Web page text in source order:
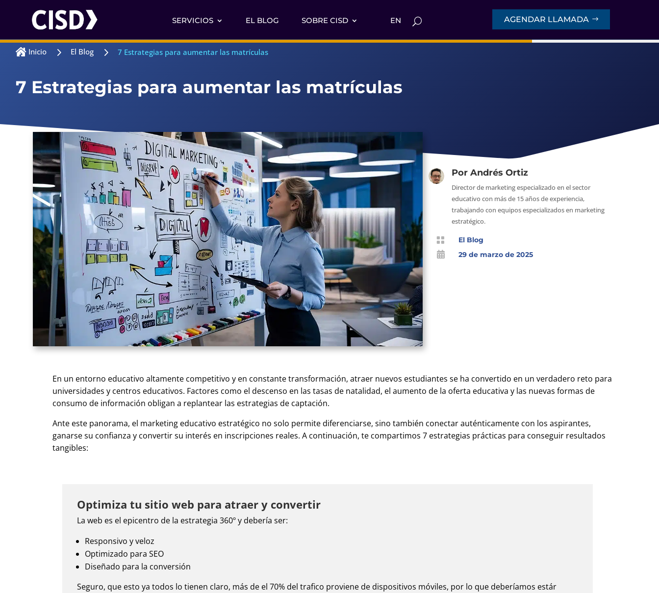
SERVICIOS EL BLOG SOBRE CISD EN AGENDAR LLAMADA
 Inicio 5 El Blog 5 7 Estrategias para aumentar las matrículas
7 Estrategias para aumentar las matrículas
Por Andrés Ortiz
Director de marketing especializado en el sector
educativo con más de 15 años de experiencia,
trabajando con equipos especializados en marketing
estratégico.

El Blog

29 de marzo de 2025
En un entorno educativo altamente competitivo y en constante transformación, atraer nuevos estudiantes se ha convertido en un verdadero reto para
universidades y centros educativos. Factores como el descenso en las tasas de natalidad, el aumento de la oferta educativa y las nuevas formas de
consumo de información obligan a replantear las estrategias de captación.
Ante este panorama, el marketing educativo estratégico no solo permite diferenciarse, sino también conectar auténticamente con los aspirantes,
ganarse su confianza y convertir su interés en inscripciones reales. A continuación, te compartimos 7 estrategias prácticas para conseguir resultados
tangibles:
Optimiza tu sitio web para atraer y convertir
La web es el epicentro de la estrategia 360º y debería ser:
Responsivo y veloz
Optimizado para SEO
Diseñado para la conversión
Seguro, que esto ya todos lo tienen claro, más de el 70% del trafico proviene de dispositivos móviles, por lo que deberíamos estár